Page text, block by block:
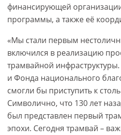
финансирующей
программы, а также её
«Мы стали первым
включился в реализацию
трамвайной
и Фонда национального
смогли бы приступить к
Символично, что 130 лет
был представлен первый
эпохи. Сегодня трамвай –